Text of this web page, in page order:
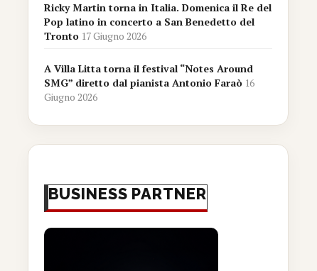
Ricky Martin torna in Italia. Domenica il Re del
Pop latino in concerto a San Benedetto del
Tronto 17 Giugno 2026
A Villa Litta torna il festival “Notes Around
SMG” diretto dal pianista Antonio Faraò 16
Giugno 2026
BUSINESS PARTNER